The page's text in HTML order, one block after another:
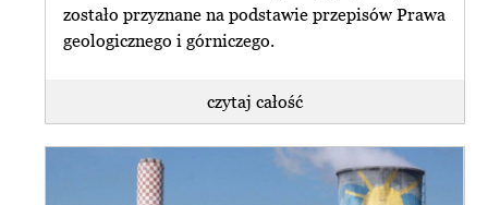
W czwartek wyrok ws. Turowa.
Organizacje: region potrzebuje (...)
czytaj najnowszy
przeglądaj archiwum
zostało przyznane na podstawie przepisów Prawa
geologicznego i górniczego.
czytaj całość